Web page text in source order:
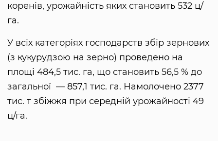
коренів, урожайність яких становить 532 ц/
га.
У всіх категоріях господарств збір зернових
(з кукурудзою на зерно) проведено на
площі 484,5 тис. га, що становить 56,5 % до
загальної — 857,1 тис. га. Намолочено 2377
тис. т збіжжя при середній урожайності 49
ц/га.